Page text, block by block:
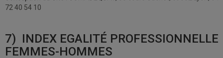
72 40 54 10
7) INDEX EGALITÉ PROFESSIONNELLE
FEMMES-HOMMES